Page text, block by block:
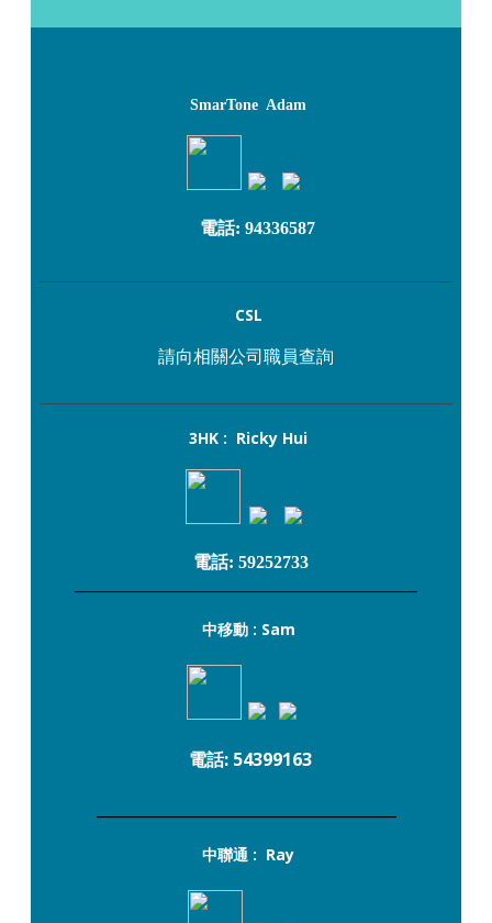
SmarTone Adam
電話: 94336587
CSL
請向相關公司職員查詢
3HK : Ricky Hui
電話: 59252733
中移動 : Sam
電話: 54399163
中聯通 : Ray